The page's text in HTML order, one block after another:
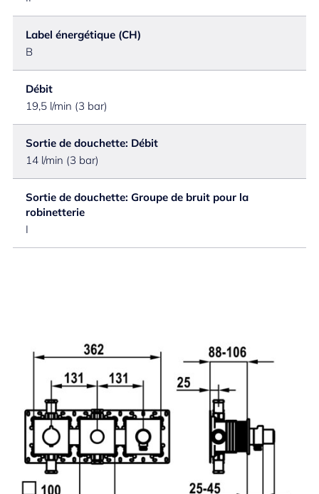
Label énergétique (CH)
B
Débit
19,5 l/min (3 bar)
Sortie de douchette: Débit
14 l/min (3 bar)
Sortie de douchette: Groupe de bruit pour la
robinetterie
I